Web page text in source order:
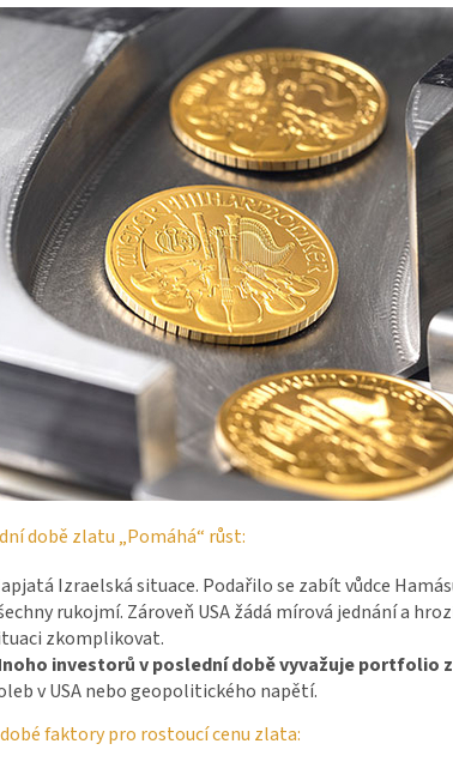
době zlatu „Pomáhá“ růst:
Izraelská situace. Podařilo se zabít vůdce
rukojmí. Zároveň USA žádá mírová jednání a
zkomplikovat.
investorů v poslední době vyvažuje portfolio
v USA nebo geopolitického napětí.
faktory pro rostoucí cenu zlata: